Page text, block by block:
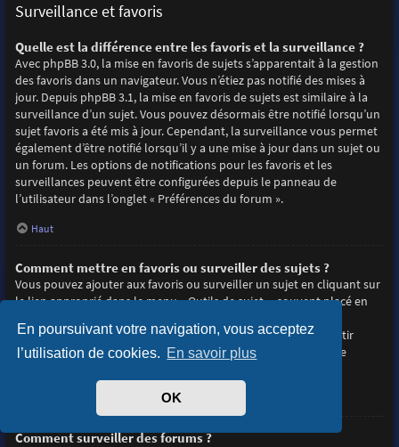
En poursuivant votre navigation, vous acceptez
l’utilisation de cookies. En savoir plus
OK
Surveillance et favoris
Quelle est la différence entre les favoris et la surveillance ?
Avec phpBB 3.0, la mise en favoris de sujets s’apparentait à la gestion
des favoris dans un navigateur. Vous n’étiez pas notifié des mises à
jour. Depuis phpBB 3.1, la mise en favoris de sujets est similaire à la
surveillance d’un sujet. Vous pouvez désormais être notifié lorsqu’un
sujet favoris a été mis à jour. Cependant, la surveillance vous permet
également d’être notifié lorsqu’il y a une mise à jour dans un sujet ou
un forum. Les options de notifications pour les favoris et les
surveillances peuvent être configurées depuis le panneau de
l’utilisateur dans l’onglet « Préférences du forum ».
Haut
Comment mettre en favoris ou surveiller des sujets ?
Vous pouvez ajouter aux favoris ou surveiller un sujet en cliquant sur
le lien approprié dans le menu « Outils de sujet », souvent placé en
Répondre à un sujet en cochant la case du formulaire « M’avertir
lorsqu’une réponse est postée » vous permettra également de
Comment surveiller des forums ?